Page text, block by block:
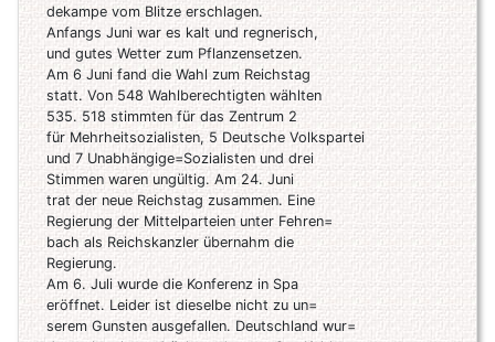
dekampe vom Blitze erschlagen.
Anfangs Juni war es kalt und regnerisch,
und gutes Wetter zum Pflanzensetzen.
Am 6 Juni fand die Wahl zum Reichstag
statt. Von 548 Wahlberechtigten wählten
535. 518 stimmten für das Zentrum 2
für Mehrheitsozialisten, 5 Deutsche Volkspartei
und 7 Unabhängige=Sozialisten und drei
Stimmen waren ungültig. Am 24. Juni
trat der neue Reichstag zusammen. Eine
Regierung der Mittelparteien unter Fehren=
bach als Reichskanzler übernahm die
Regierung.
Am 6. Juli wurde die Konferenz in Spa
eröffnet. Leider ist dieselbe nicht zu un=
serem Gunsten ausgefallen. Deutschland wur=